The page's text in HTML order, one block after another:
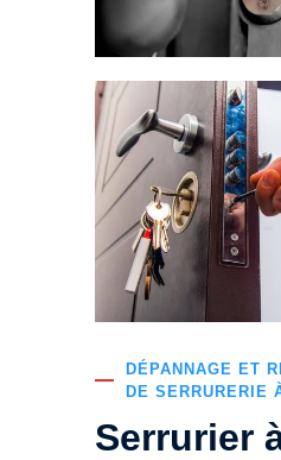
DÉPANNAGE ET
DE SERRURERIE
Serrurier